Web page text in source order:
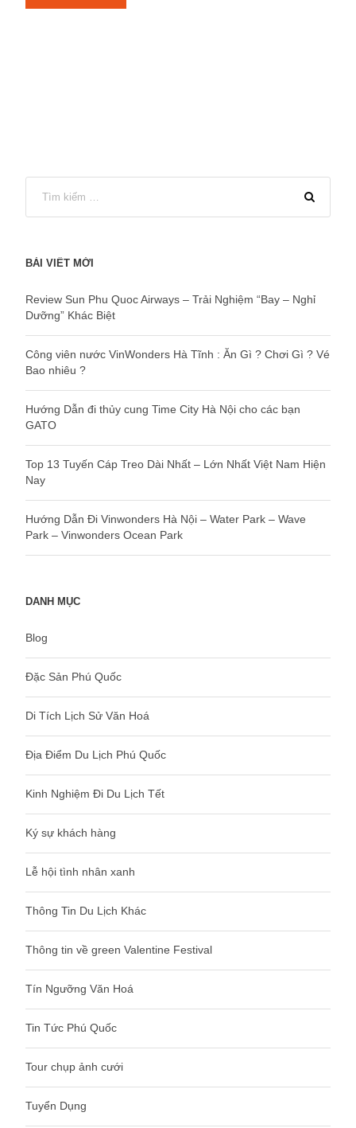
BÀI VIẾT MỚI
Review Sun Phu Quoc Airways – Trải Nghiệm “Bay – Nghỉ
Dưỡng” Khác Biệt
Công viên nước VinWonders Hà Tĩnh : Ăn Gì ? Chơi Gì ? Vé
Bao nhiêu ?
Hướng Dẫn đi thủy cung Time City Hà Nội cho các bạn
GATO
Top 13 Tuyến Cáp Treo Dài Nhất – Lớn Nhất Việt Nam Hiện
Nay
Hướng Dẫn Đi Vinwonders Hà Nội – Water Park – Wave
Park – Vinwonders Ocean Park
DANH MỤC
Blog
Đặc Sản Phú Quốc
Di Tích Lịch Sử Văn Hoá
Địa Điểm Du Lịch Phú Quốc
Kinh Nghiệm Đi Du Lịch Tết
Ký sự khách hàng
Lễ hội tình nhân xanh
Thông Tin Du Lịch Khác
Thông tin về green Valentine Festival
Tín Ngưỡng Văn Hoá
Tin Tức Phú Quốc
Tour chụp ảnh cưới
Tuyển Dụng